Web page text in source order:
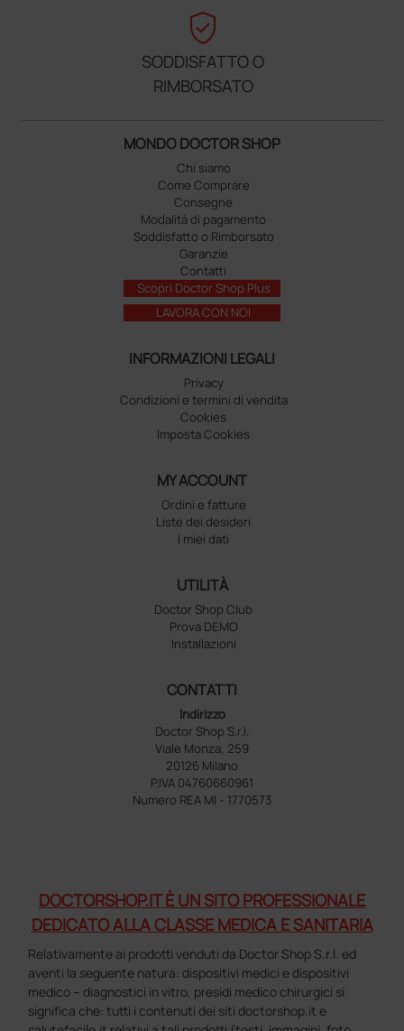
verified_user
SODDISFATTO O
RIMBORSATO
MONDO DOCTOR SHOP
Chi siamo
Come Comprare
Consegne
Modalità di pagamento
Soddisfatto o Rimborsato
Garanzie
Contatti
Scopri Doctor Shop Plus
LAVORA CON NOI
INFORMAZIONI LEGALI
Privacy
Condizioni e termini di vendita
Cookies
Imposta Cookies
MY ACCOUNT
Ordini e fatture
Liste dei desideri
I miei dati
UTILITÀ
Doctor Shop Club
Prova DEMO
Installazioni
CONTATTI
Indirizzo
Doctor Shop S.r.l.
Viale Monza, 259
20126 Milano
P.IVA 04760660961
Numero REA MI - 1770573
DOCTORSHOP.IT È UN SITO PROFESSIONALE
DEDICATO ALLA CLASSE MEDICA E SANITARIA
Relativamente ai prodotti venduti da Doctor Shop S.r.l. ed
aventi la seguente natura: dispositivi medici e dispositivi
medico – diagnostici in vitro, presidi medico chirurgici si
significa che: tutti i contenuti dei siti doctorshop.it e